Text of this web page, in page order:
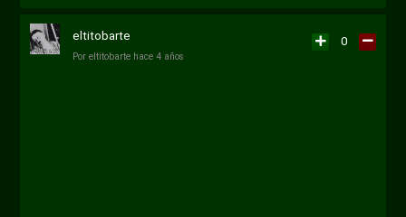
eltitobarte 0
Por eltitobartehace 4 años